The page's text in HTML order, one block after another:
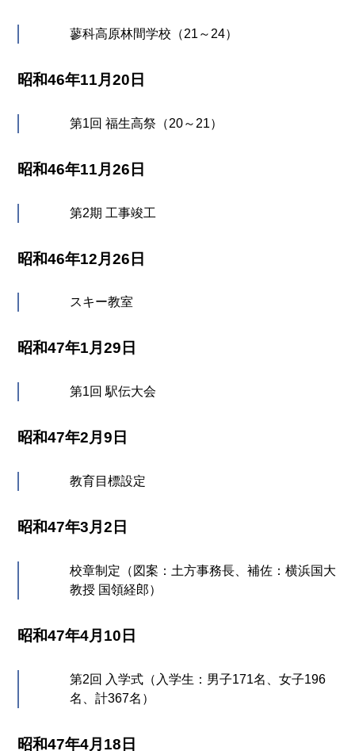
蓼科高原林間学校（21～24）
昭和46年11月20日
第1回 福生高祭（20～21）
昭和46年11月26日
第2期 工事竣工
昭和46年12月26日
スキー教室
昭和47年1月29日
第1回 駅伝大会
昭和47年2月9日
教育目標設定
昭和47年3月2日
校章制定（図案：土方事務長、補佐：横浜国大
教授 国領経郎）
昭和47年4月10日
第2回 入学式（入学生：男子171名、女子196
名、計367名）
昭和47年4月18日